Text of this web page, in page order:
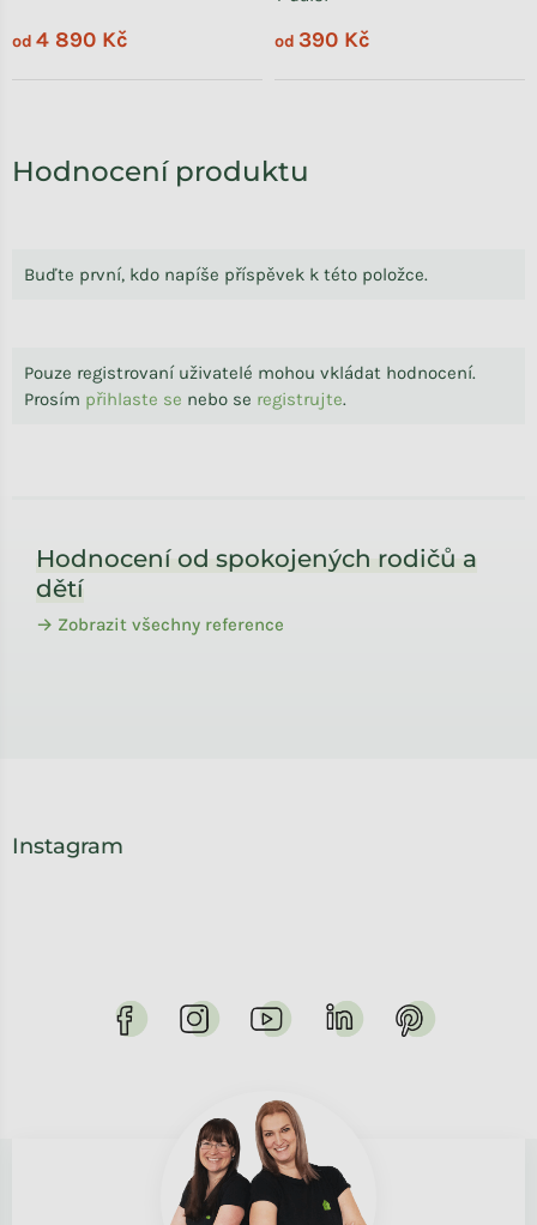
Hodnocení produktu
Buďte první, kdo napíše příspěvek k této položce.
Pouze registrovaní uživatelé mohou vkládat hodnocení.
Prosím přihlaste se nebo se registrujte.
od 4 890 Kč od 390 Kč
Hodnocení od spokojených rodičů a
dětí
→ Zobrazit všechny reference
Instagram